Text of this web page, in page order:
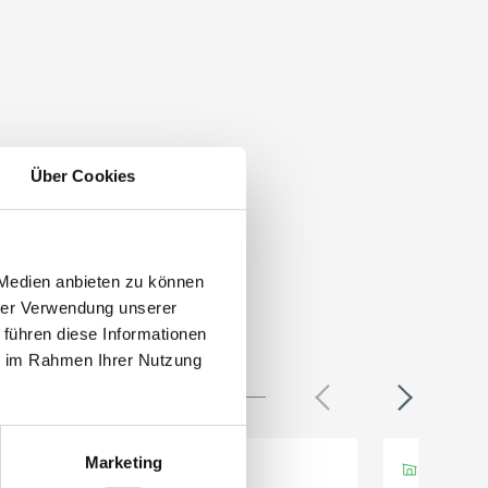
Über Cookies
anbieten zu können
Verwendung unserer
diese Informationen
Rahmen Ihrer Nutzung
Marketing